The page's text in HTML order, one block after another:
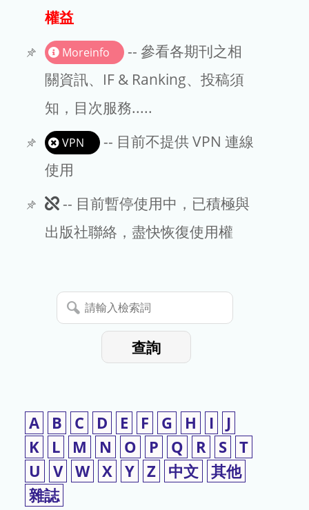
文章處理費
EndNote
權益
Moreinfo
-- 參看各期刊之相
關資訊、IF & Ranking、投稿須
知，目次服務.....
VPN
-- 目前不提供 VPN 連線
使用
此
期
暫
停
-- 目前暫停使用中，已積極與
出版社聯絡，盡快恢復使用權
請
輸
查詢
A B C D E F G H I
J
K
L M N O P Q R S T
U
V W X Y Z 中文 其他
雜誌